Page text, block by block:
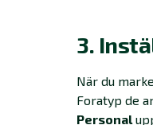
3.
När du
Foratyp de
Personal